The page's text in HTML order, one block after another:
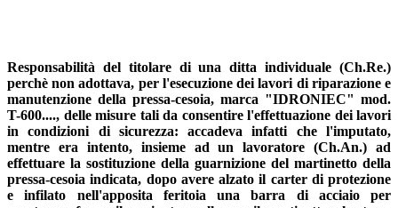
Responsabilità del titolare di una ditta individuale (Ch.Re.)
perchè non adottava, per l'esecuzione dei lavori di riparazione e
manutenzione della pressa-cesoia, marca "IDRONIEC" mod.
T-600...., delle misure tali da consentire l'effettuazione dei lavori
in condizioni di sicurezza: accadeva infatti che l'imputato,
mentre era intento, insieme ad un lavoratore (Ch.An.) ad
effettuare la sostituzione della guarnizione del martinetto della
pressa-cesoia indicata, dopo avere alzato il carter di protezione
e infilato nell'apposita feritoia una barra di acciaio per